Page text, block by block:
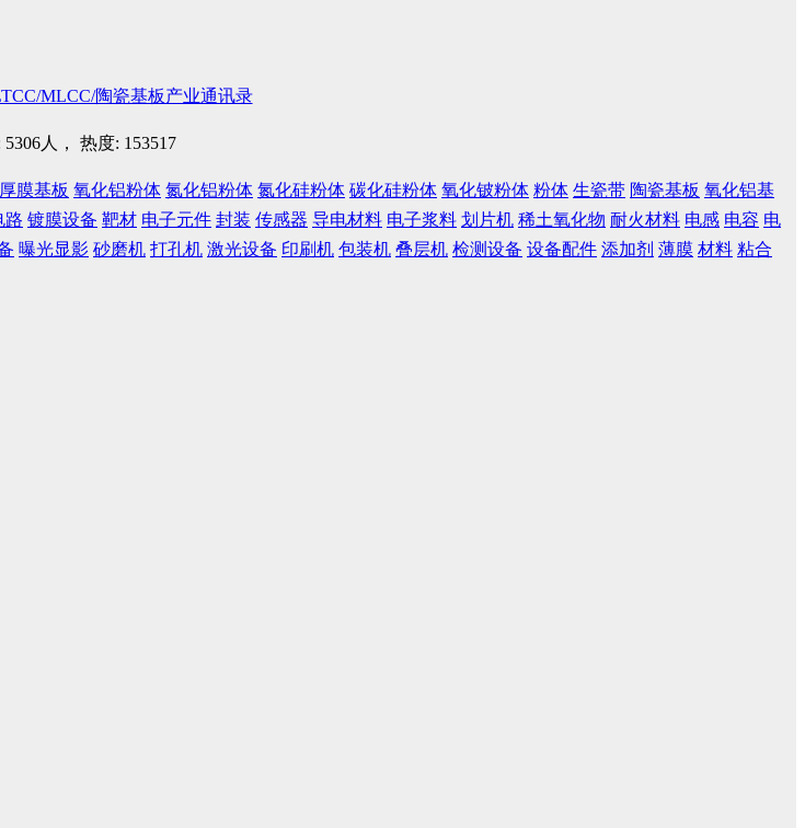
MLCC/陶瓷基板产业通讯录
5306人， 热度: 153517
厚膜基板 氧化铝粉体 氮化铝粉体 氮化硅粉体 碳化硅粉体 氧化铍粉体 粉体 生瓷带 陶瓷基板 氧化铝基
路 镀膜设备 靶材 电子元件 封装 传感器 导电材料 电子浆料 划片机 稀土氧化物 耐火材料 电感 电容 电
曝光显影 砂磨机 打孔机 激光设备 印刷机 包装机 叠层机 检测设备 设备配件 添加剂 薄膜 材料 粘合